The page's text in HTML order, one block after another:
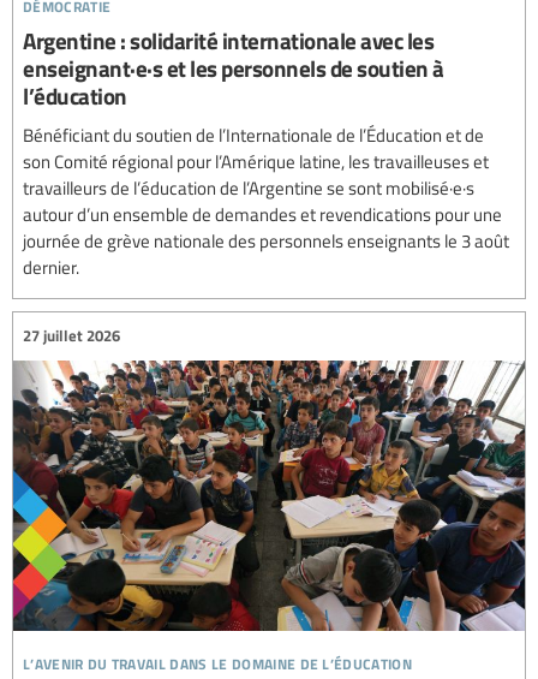
Argentine : solidarité internationale avec les
enseignant·e·s et les personnels de soutien à
l’éducation
Bénéficiant du soutien de l’Internationale de l’Éducation et de
son Comité régional pour l’Amérique latine, les travailleuses et
travailleurs de l’éducation de l’Argentine se sont mobilisé·e·s
autour d’un ensemble de demandes et revendications pour une
journée de grève nationale des personnels enseignants le 3 août
dernier.
l’avenir du travail dans le domaine de l’éducation
27 juillet 2026